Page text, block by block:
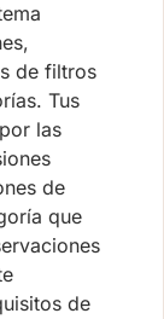
de filtros
Tus
las
de
que
de